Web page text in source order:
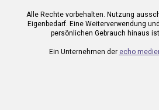
Alle Rechte vorbehalten. Nutzung
Eigenbedarf. Eine Weiterverwendung
persönlichen Gebrauch hinaus
Ein Unternehmen der echo